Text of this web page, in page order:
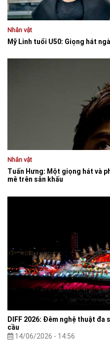
Nhân vật
Mỹ Linh tuổi U50: Giọng hát
Nhân vật
Tuấn Hưng: Một giọng hát và
mê trên sân khấu
DIFF 2026: Đêm nghệ thuật
cầu
14/06/2026 - 14:56